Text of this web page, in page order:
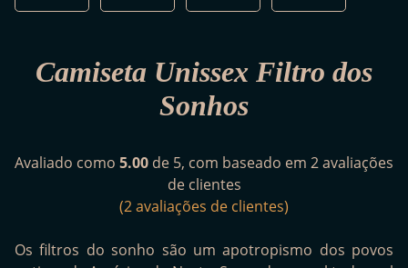
Camiseta Unissex Filtro dos
Sonhos
Avaliado como 5.00 de 5, com baseado em 2avaliações
de clientes
(2avaliações de clientes)
Os filtros do sonho são um apotropismo dos povos